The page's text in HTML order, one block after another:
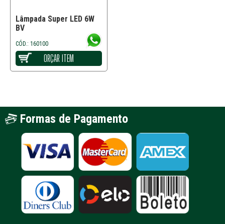
Lâmpada Super LED 6W
BV
CÓD.: 160100
ORÇAR ITEM
Formas de Pagamento